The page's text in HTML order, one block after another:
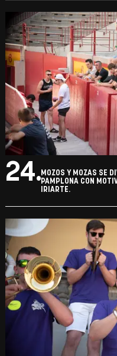
24.MOZOS Y MOZAS SE
PAMPLONA CON
IRIARTE.